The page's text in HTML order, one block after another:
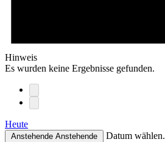
Hinweis
Es wurden keine Ergebnisse gefunden.
Heute
Anstehende Anstehende Datum wählen.